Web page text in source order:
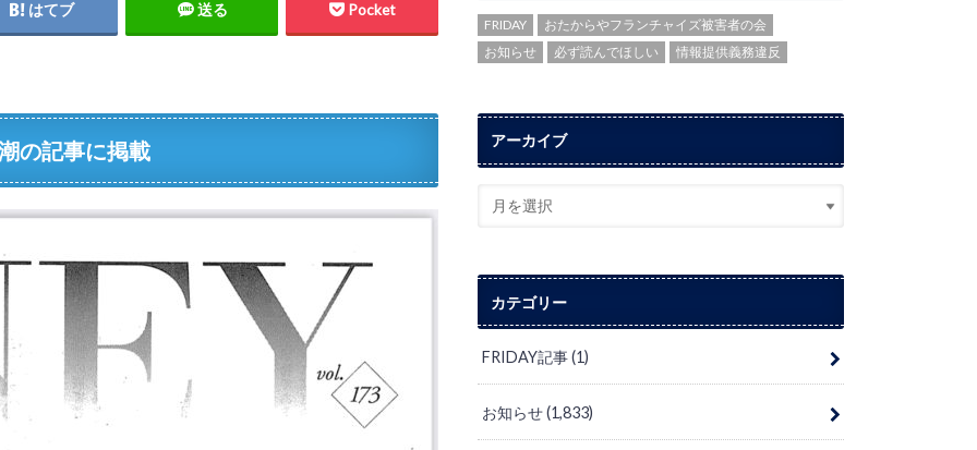
はてブ 送る Pocket
の記事に掲載
FRIDAY
おたからやフランチャイズ被害者の会
お知らせ
必ず読んでほしい 情報提供義務違反
アーカイブ
カテゴリー
FRIDAY記事(1)
お知らせ(1,833)